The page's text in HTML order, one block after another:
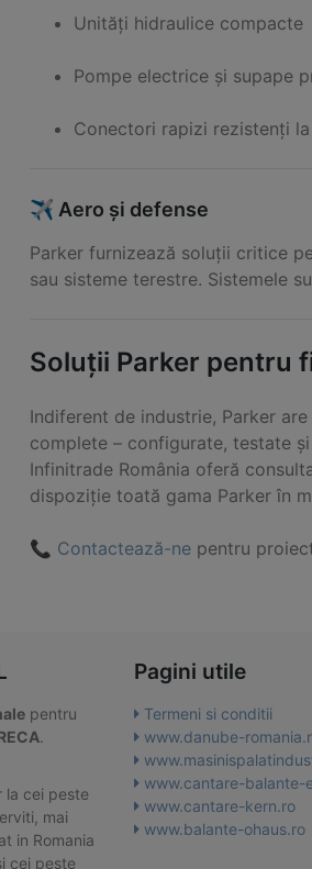
Unități hidraulice compacte
Pompe electrice și supape
Conectori rapizi rezistenți
✈️ Aero și defense
Parker furnizează soluții critice
sau sisteme terestre. Sistemele
Soluții Parker pentru
Indiferent de industrie, Parker
complete – configurate, testate
Infinitrade România oferă
dispoziție toată gama Parker în
📞 Contactează-ne pentru
pentru
.
la cei peste
mai
in Romania
cei peste
Pagini utile
Termeni si conditii
www.danube-
www.cantare-balante-
www.cantare-kern.ro
www.balante-ohaus.ro